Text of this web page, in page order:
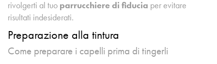
rivolgerti al tuo parrucchiere di fiducia per evitare
risultati indesiderati.
Preparazione alla tintura
Come preparare i capelli prima di tingerli